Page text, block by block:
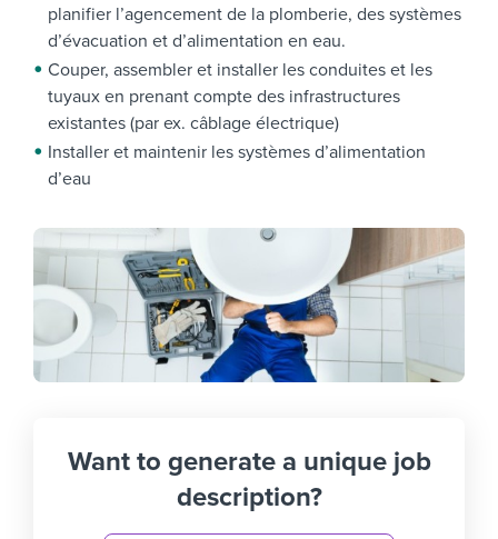
planifier l’agencement de la plomberie, des systèmes
d’évacuation et d’alimentation en eau.
Couper, assembler et installer les conduites et les
tuyaux en prenant compte des infrastructures
existantes (par ex. câblage électrique)
Installer et maintenir les systèmes d’alimentation
d’eau
Want to generate a unique job
description?